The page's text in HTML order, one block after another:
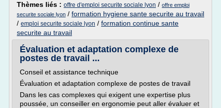
Thèmes liés : offre d'emploi securite sociale lyon / offre emploi
securite sociale lyon / formation hygiene sante securite au travail
/ emploi securite sociale lyon / formation continue sante
securite au travail
Évaluation et adaptation complexe de
postes de travail ...
Conseil et assistance technique
Évaluation et adaptation complexe de postes de travail
Dans les cas complexes qui exigent une expertise plus
poussée, un conseiller en ergonomie peut aller évaluer et